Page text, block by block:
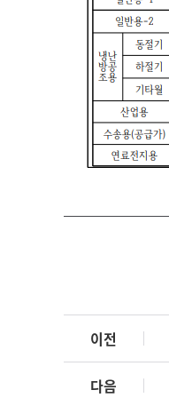
이전
다음